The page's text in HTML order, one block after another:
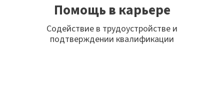
Помощь в карьере
Содействие в трудоустройстве и
подтверждении квалификации